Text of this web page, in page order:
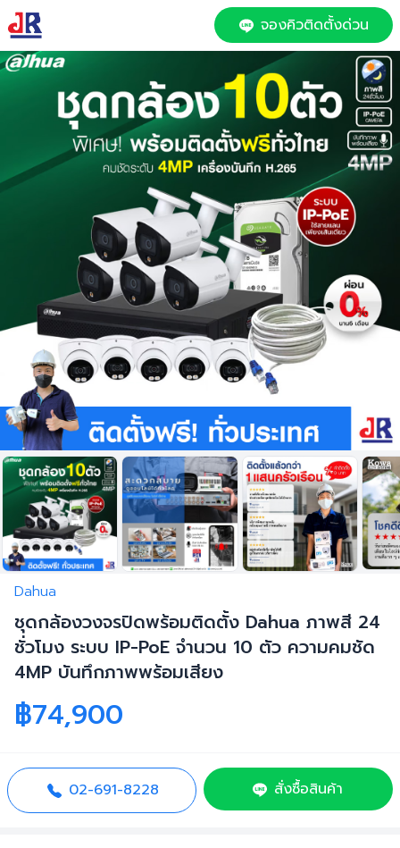
จองคิวติดตั้งด่วน
Dahua
ชุดกล้องวงจรปิดพร้อมติดตั้ง Dahua ภาพสี 24
ชั่วโมง ระบบ IP-PoE จำนวน 10 ตัว ความคมชัด
4MP บันทึกภาพพร้อมเสียง
฿74,900
02-691-8228 สั่งซื้อสินค้า